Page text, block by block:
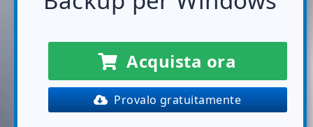
Acquista ora
Provalo gratuitamente